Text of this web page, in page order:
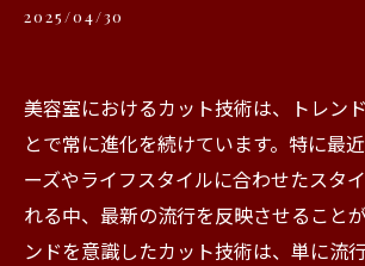
2025/04/30
美容室におけるカット技術は、トレン
とで常に進化を続けています。特に最
ーズやライフスタイルに合わせたスタ
れる中、最新の流行を反映させること
ンドを意識したカット技術は、単に流